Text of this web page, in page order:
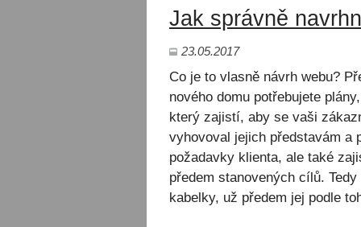
Jak správně
23.05.2017
Co je to vlasně návrh webu?
nového domu potřebujete
který zajistí, aby se vaši
vyhovoval jejich představám a
požadavky klienta, ale také
předem stanovených cílů.
kabelky, už předem jej podle